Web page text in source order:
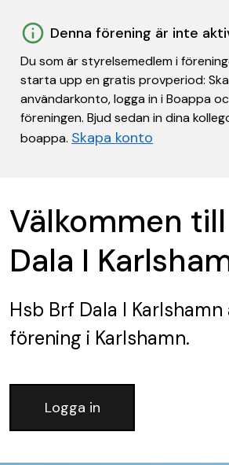
Denna förening är inte
Du som är styrelsemedlem i
starta upp en gratis provperiod:
användarkonto, logga in i Boappa
föreningen. Bjud sedan in dina
boappa. Skapa konto
Välkommen
Dala I
Hsb Brf Dala I Karlshamn
förening i Karlshamn.
Logga in